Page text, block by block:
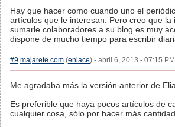
Hay que hacer como cuando uno el
artículos que le interesan. Pero creo que la
sumarle colaboradores a su blog es muy
dispone de mucho tiempo para escribir
#9 majarete.com (enlace) - abril 6, 2013 - 07:15
Me agradaba más la versión anterior de
Es preferible que haya pocos artículos de
cualquier cosa, sólo por hacer más cantidad.